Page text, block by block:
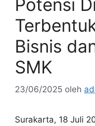
Potensi
Bisnis
SMK
23/06/2025 oleh
Surakarta, 18 Juli